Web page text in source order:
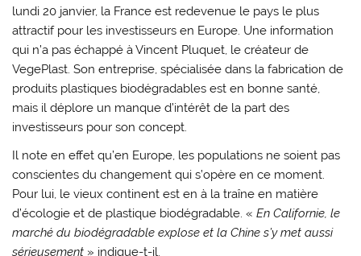
lundi 20 janvier, la France est redevenue le pays le plus
attractif pour les investisseurs en Europe. Une information
qui n’a pas échappé à Vincent Pluquet, le créateur de
VegePlast. Son entreprise, spécialisée dans la fabrication de
produits plastiques biodégradables est en bonne santé,
mais il déplore un manque d’intérêt de la part des
investisseurs pour son concept.
Il note en effet qu’en Europe, les populations ne soient pas
conscientes du changement qui s’opère en ce moment.
Pour lui, le vieux continent est en à la traîne en matière
d’écologie et de plastique biodégradable. «En Californie, le
marché du biodégradable explose et la Chine s’y met aussi
sérieusement » indique-t-il.